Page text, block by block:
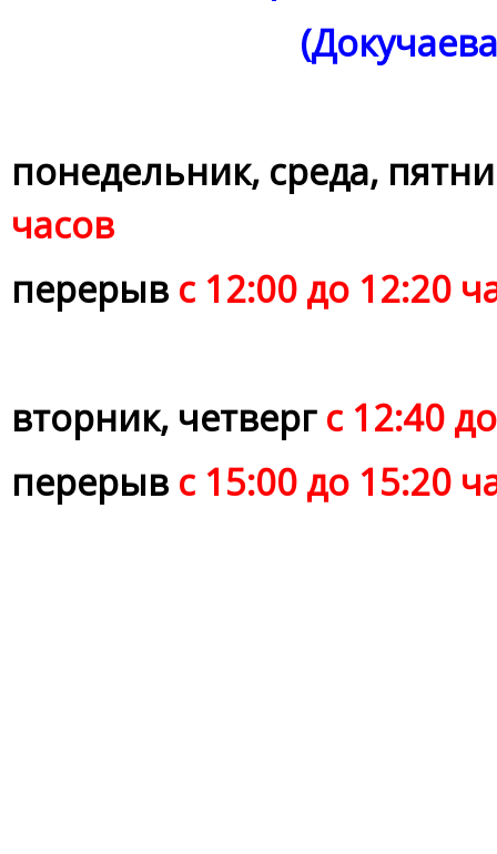
понедельник, среда,
часов
перерыв с 12:00 до 12:20
вторник, четверг с 12:40
перерыв с 15:00 до 15:20